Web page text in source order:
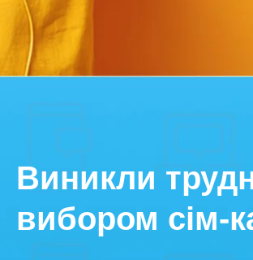
Виникли
вибором сім-